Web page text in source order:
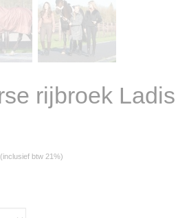
rijbroek Ladis
(inclusief btw 21%)